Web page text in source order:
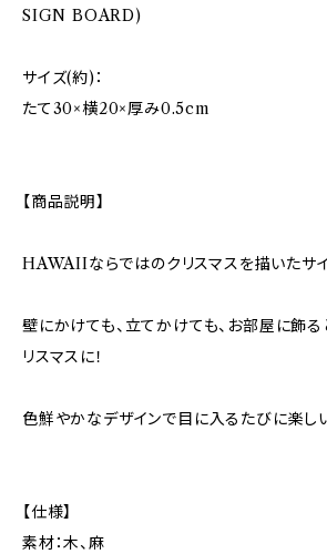
SIGN BOARD)
サイズ(約)：
たて30×横20×厚み0.5cm
【商品説明】
HAWAIIならではのクリスマスを描いたサイ
壁にかけても、立てかけても、お部屋に飾
リスマスに！
色鮮やかなデザインで目に入るたびに楽し
【仕様】
素材：木、麻